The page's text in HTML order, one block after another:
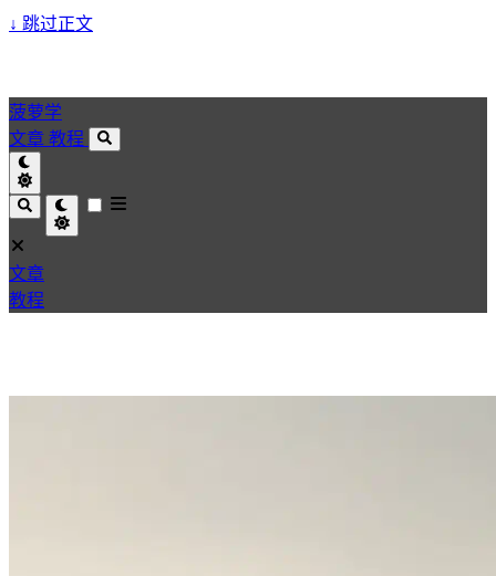
↓ 跳过正文
菠萝学
文章 教程
文章
教程